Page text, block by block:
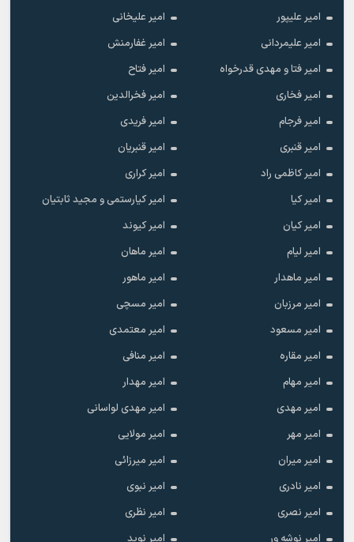
امیر علیپور
امیر علیخانی
امیر علیمردانی
امیر غفارمنش
امیر فتا و مهدی قدرخواه
امیر فتاح
امیر فخاری
امیر فخرالدین
امیر فرجام
امیر فریدی
امیر قنبری
امیر قنبریان
امیر کاظمی راد
امیر کراری
امیر کیا
امیر کیارستمی و مجید ثابتیان
امیر کیان
امیر کیوند
امیر لیام
امیر ماهان
امیر ماهدار
امیر ماهور
امیر مرزبان
امیر مسچی
امیر مسعود
امیر معتمدی
امیر مقاره
امیر منافی
امیر مهام
امیر مهدار
امیر مهدی
امیر مهدی لواسانی
امیر مهر
امیر مولایی
امیر میران
امیر میرزائی
امیر نادری
امیر نبوی
امیر نصری
امیر نظری